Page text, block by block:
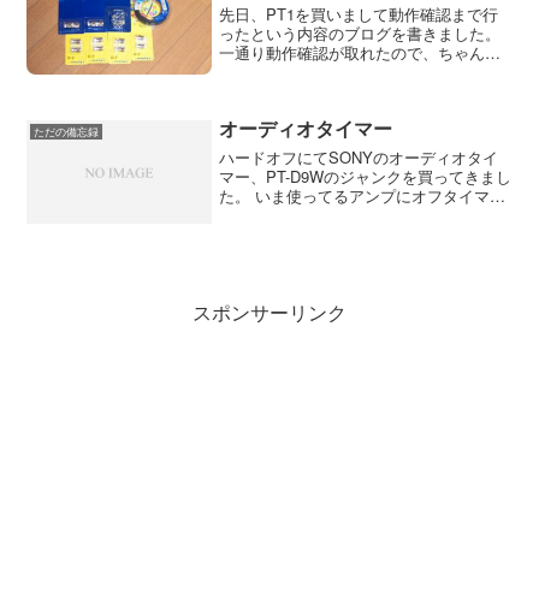
先日、PT1を買いまして動作確認まで行
ったという内容のブログを書きました。
一通り動作確認が取れたので、ちゃんと
構配線が面...
ただの備忘録 オーディオタイマー
ハードオフにてSONYのオーディオタイ
マー、PT-D9Wのジャンクを買ってきまし
た。 いま使ってるアンプにオフタイマー
スポンサーリンク